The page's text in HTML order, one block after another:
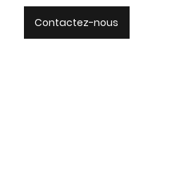
Contactez-nous